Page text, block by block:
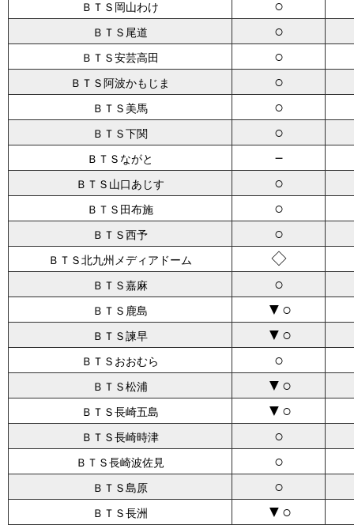
ＢＴＳ岡山わけ ○
ＢＴＳ尾道 ○
ＢＴＳ安芸高田 ○
ＢＴＳ阿波かもじま ○
ＢＴＳ美馬 ○
ＢＴＳ下関 ○
ＢＴＳながと －
ＢＴＳ山口あじす ○
ＢＴＳ田布施 ○
ＢＴＳ西予 ○
ＢＴＳ北九州メディアドーム ◇
ＢＴＳ嘉麻 ○
ＢＴＳ鹿島 ▼○
ＢＴＳ諫早 ▼○
ＢＴＳおおむら ○
ＢＴＳ松浦 ▼○
ＢＴＳ長崎五島 ▼○
ＢＴＳ長崎時津 ○
ＢＴＳ長崎波佐見 ○
ＢＴＳ島原 ○
ＢＴＳ長洲 ▼○